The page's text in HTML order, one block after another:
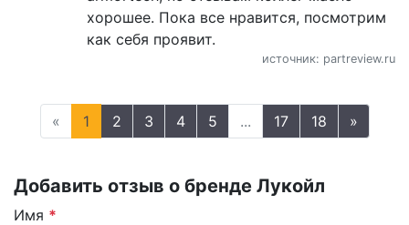
хорошее. Пока все нравится, посмотрим
как себя проявит.
источник: partreview.ru
« 1 2 3 4 5 ... 17 18 »
Добавить отзыв о бренде Лукойл
Имя *